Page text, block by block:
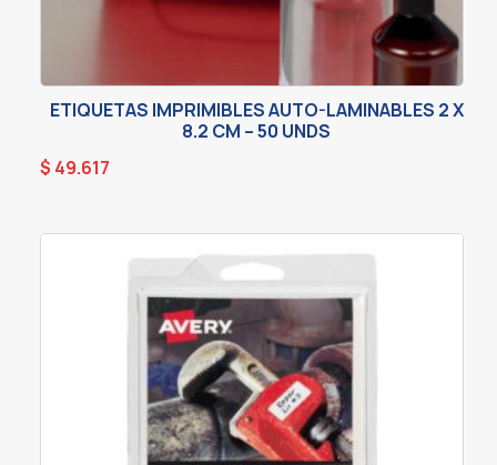
ETIQUETAS IMPRIMIBLES AUTO-LAMINABLES 2 X
8.2 CM – 50 UNDS
$ 49.617